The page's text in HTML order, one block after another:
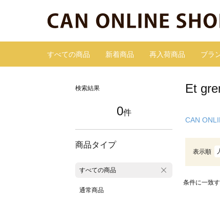
すべての商品 新着商品 再入荷商品 ブラ
検索結果
0件
商品タイプ
すべての商品
通常商品
Et
CAN
表示順
条件に一致